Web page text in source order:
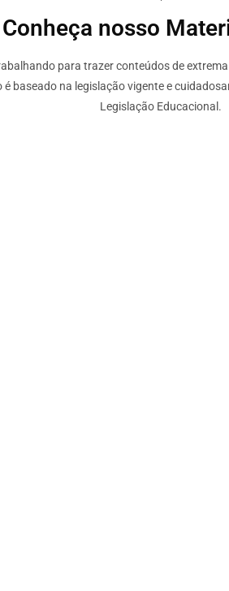
Conheça nosso
para trazer conteúdos de
baseado na legislação vigente e
Legislação Educacional.